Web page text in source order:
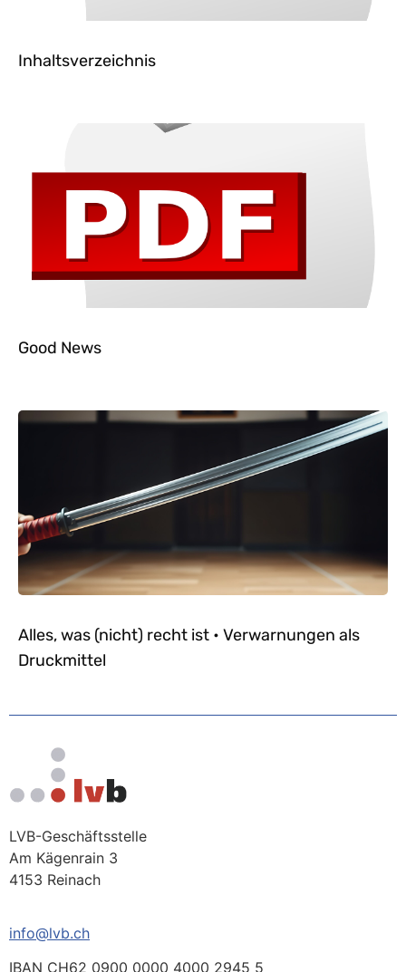
Inhaltsverzeichnis
Good News
Alles, was (nicht) recht ist • Verwarnungen als
Druckmittel
LVB-Geschäftsstelle
Am Kägenrain 3
4153 Reinach
info@lvb.ch
IBAN CH62 0900 0000 4000 2945 5